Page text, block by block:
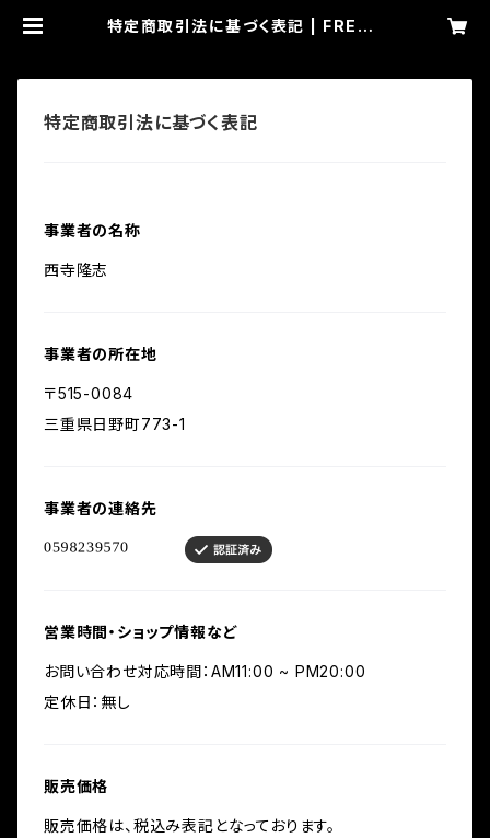
特定商取引法に基づく表記 | FREAK
特定商取引法に基づく表記
事業者の名称
西寺隆志
事業者の所在地
〒515-0084
三重県日野町773-1
事業者の連絡先
営業時間・ショップ情報など
お問い合わせ対応時間：AM11:00 ~ PM20:00
定休日：無し
販売価格
販売価格は、税込み表記となっております。